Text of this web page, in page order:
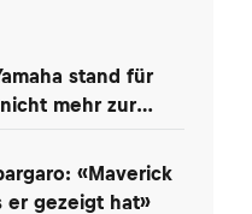
stand für
mehr zur
«Maverick
er gezeigt hat»